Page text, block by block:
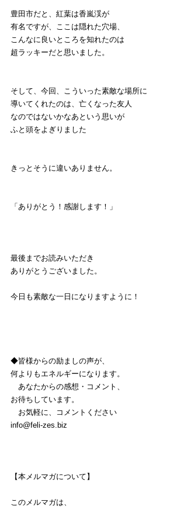
豊田市だと、紅葉は香嵐渓が
有名ですが、ここは隠れた穴場、
こんなに良いところを知れたのは
超ラッキーだと思いました。
そして、今回、こういった素敵な場所に
導いてくれたのは、亡くなった友人
なのではないかなあという思いが
ふと頭をよぎりました
きっとそうに違いありません。
「ありがとう！感謝します！」
最後までお読みいただき
ありがとうございました。
今日も素敵な一日になりますように！
◆皆様からの励ましの声が、
何よりもエネルギーになります。
あなたからの感想・コメント、
お待ちしています。
お気軽に、コメントください
info@feli-zes.biz
【本メルマガについて】
このメルマガは、